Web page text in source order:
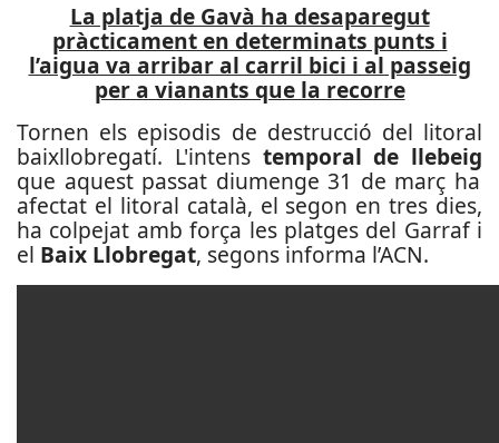
La platja de Gavà ha desaparegut
pràcticament en determinats punts i
l’aigua va arribar al carril bici i al passeig
per a vianants que la recorre
Tornen els episodis de destrucció del litoral
baixllobregatí. L'intens temporal de llebeig
que aquest passat diumenge 31 de març ha
afectat el litoral català, el segon en tres dies,
ha colpejat amb força les platges del Garraf i
el Baix Llobregat, segons informa l’ACN.